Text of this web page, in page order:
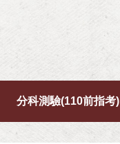
分科測驗(110前指考)